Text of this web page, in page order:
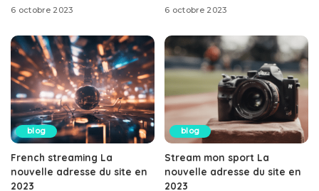
6 octobre 2023 6 octobre 2023
blog
French streaming La
nouvelle adresse du site en
2023
blog
Stream mon sport La
nouvelle adresse du site en
2023